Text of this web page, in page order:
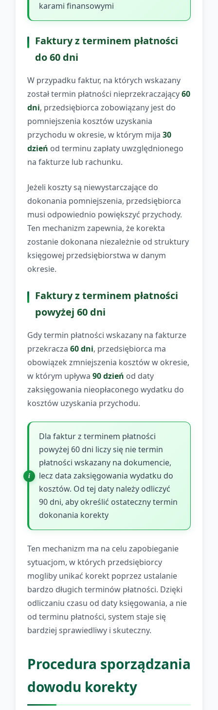
karami finansowymi
Faktury z terminem płatności
do 60 dni
W przypadku faktur, na których wskazany
został termin płatności nieprzekraczający60
dni, przedsiębiorca zobowiązany jest do
pomniejszenia kosztów uzyskania
przychodu w okresie, w którym mija 30
dzień od terminu zapłaty uwzględnionego
na fakturze lub rachunku.
Jeżeli koszty są niewystarczające do
dokonania pomniejszenia, przedsiębiorca
musi odpowiednio powiększyć przychody.
Ten mechanizm zapewnia, że korekta
zostanie dokonana niezależnie od struktury
księgowej przedsiębiorstwa w danym
okresie.
Faktury z terminem płatności
powyżej 60 dni
Gdy termin płatności wskazany na fakturze
przekracza 60 dni, przedsiębiorca ma
obowiązek zmniejszenia kosztów w okresie,
w którym upływa 90 dzień od daty
zaksięgowania nieopłaconego wydatku do
kosztów uzyskania przychodu.
Dla faktur z terminem płatności
powyżej 60 dni liczy się nie termin
płatności wskazany na dokumencie,
lecz data zaksięgowania wydatku do
kosztów. Od tej daty należy odliczyć
90 dni, aby określić ostateczny termin
dokonania korekty
Ten mechanizm ma na celu zapobieganie
sytuacjom, w których przedsiębiorcy
mogliby unikać korekt poprzez ustalanie
bardzo długich terminów płatności. Dzięki
odliczaniu czasu od daty księgowania, a nie
od terminu płatności, system staje się
bardziej sprawiedliwy i skuteczny.
Procedura sporządzania
dowodu korekty